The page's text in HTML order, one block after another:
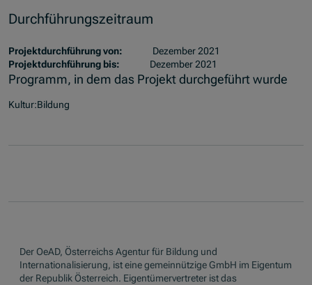
Durchführungszeitraum
Projektdurchführung von:
Dezember 2021
Projektdurchführung bis:
Dezember 2021
Programm, in dem das Projekt durchgeführt wurde
Kultur:Bildung
Der OeAD, Österreichs Agentur für Bildung und
Internationalisierung, ist eine gemeinnützige GmbH im Eigentum
der Republik Österreich. Eigentümervertreter ist das